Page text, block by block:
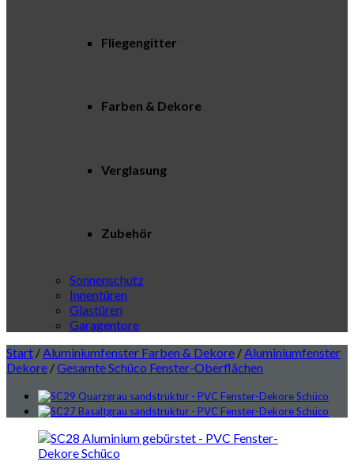
Fliegengitter
Farben & Dekore
Verglasung
Zubehör
Sonnenschutz
Innentüren
Glastüren
Garagentore
Start /Aluminiumfenster Farben & Dekore /Aluminiumfenster
Dekore /Gesamte Schüco Fenster-Oberflächen